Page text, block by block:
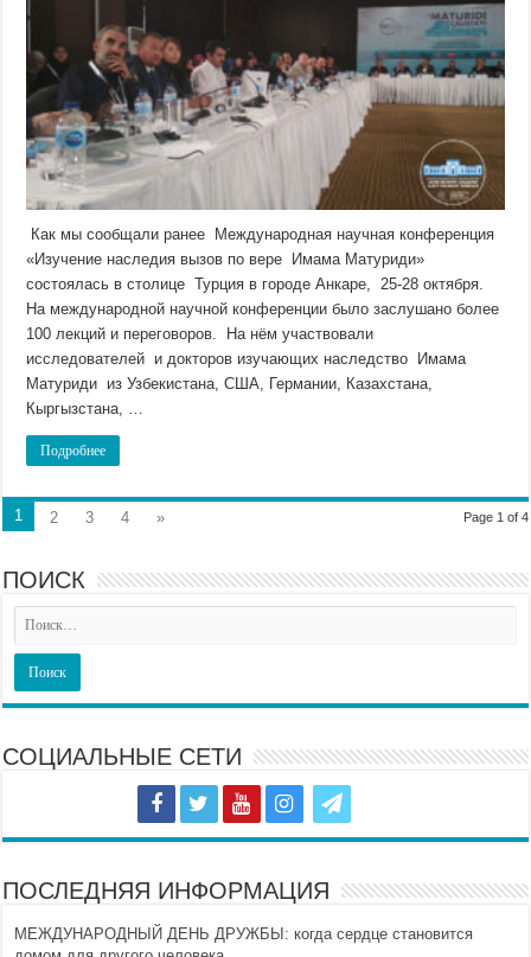
Как мы сообщали ранее Международная научная конференция
«Изучение наследия вызов по вере Имама Матуриди»
состоялась в столице Турция в городе Анкаре, 25-28 октября.
На международной научной конференции было заслушано более
100 лекций и переговоров. На нём участвовали
исследователей и докторов изучающих наследство Имама
Матуриди из Узбекистана, США, Германии, Казахстана,
Кыргызстана, …
Подробнее
Page 1 of 4
1 2 3 4 »
ПОИСК
СОЦИАЛЬНЫЕ СЕТИ
ПОСЛЕДНЯЯ ИНФОРМАЦИЯ
МЕЖДУНАРОДНЫЙ ДЕНЬ ДРУЖБЫ: когда сердце становится